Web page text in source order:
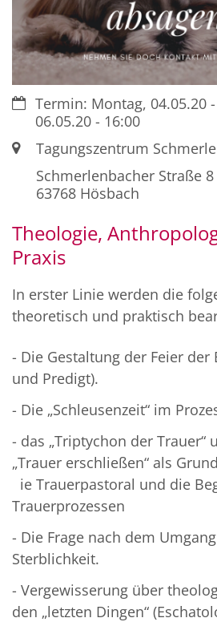
Datum:Termin: Montag, 04.05.20
06.05.20 - 16:00
Ort:Tagungszentrum
Schmerlenbacher Straße 8
63768 Hösbach
Theologie,
Praxis
In erster Linie werden die
theoretisch und praktisch
- Die Gestaltung der Feier
und Predigt).
- Die „Schleusenzeit“ im
- das „Triptychon der Trauer“
„Trauer erschließen“ als
ie Trauerpastoral und die
Trauerprozessen
- Die Frage nach dem
Sterblichkeit.
- Vergewisserung über
den „letzten Dingen“